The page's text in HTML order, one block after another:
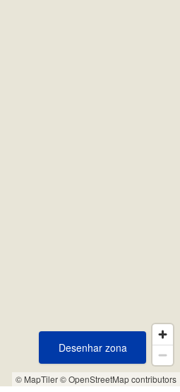
© MapTiler© OpenStreetMap contributors
Desenhar zona
Desenhar zona